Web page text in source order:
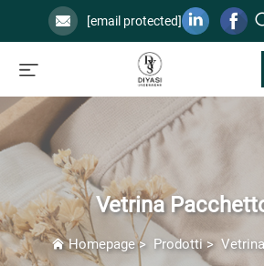
[email protected]
Vetrina
Homepage> Prodotti>